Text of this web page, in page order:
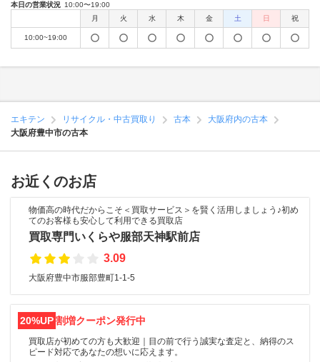
本日の営業状況 10:00〜19:00
月
火 水 木 金 土 日 祝
10:00~19:00
エキテン リサイクル・中古買取り 古本
大阪府内の古本
大阪府豊中市の古本
お近くのお店
物価高の時代だからこそ＜買取サービス＞を賢く活用しましょう♪初め
てのお客様も安心して利用できる買取店
買取専門いくらや服部天神駅前店
3.09
大阪府豊中市服部豊町1-1-5
20%UP割増クーポン発行中
買取店が初めての方も大歓迎｜目の前で行う誠実な査定と、納得のス
ピード対応であなたの想いに応えます。